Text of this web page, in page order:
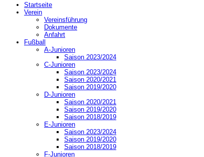
Startseite
Verein
Vereinsführung
Dokumente
Anfahrt
Fußball
A-Junioren
Saison 2023/2024
C-Junioren
Saison 2023/2024
Saison 2020/2021
Saison 2019/2020
D-Junioren
Saison 2020/2021
Saison 2019/2020
Saison 2018/2019
E-Junioren
Saison 2023/2024
Saison 2019/2020
Saison 2018/2019
F-Junioren